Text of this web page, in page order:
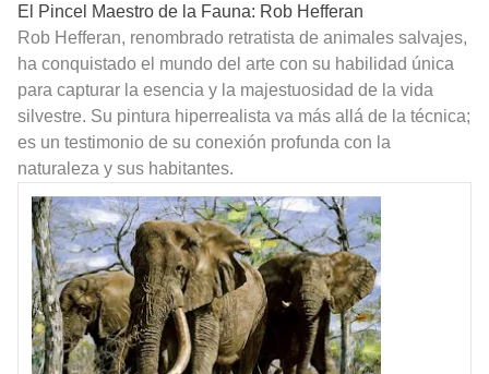
El Pincel Maestro de la Fauna: Rob Hefferan
Rob Hefferan, renombrado retratista de animales salvajes,
ha conquistado el mundo del arte con su habilidad única
para capturar la esencia y la majestuosidad de la vida
silvestre. Su pintura hiperrealista va más allá de la técnica;
es un testimonio de su conexión profunda con la
naturaleza y sus habitantes.